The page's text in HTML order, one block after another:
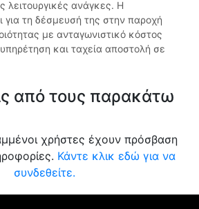
λειτουργικές ανάγκες. Η
για τη δέσμευσή της στην παροχή
με ανταγωνιστικό κόστος
και ταχεία αποστολή σε
από τους παρακάτω
χρήστες έχουν πρόσβαση
Κάντε κλικ εδώ για να
συνδεθείτε.